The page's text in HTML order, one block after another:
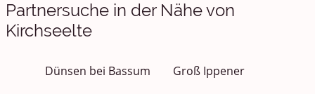
Partnersuche in der Nähe von
Kirchseelte
Dünsen bei Bassum Groß Ippener